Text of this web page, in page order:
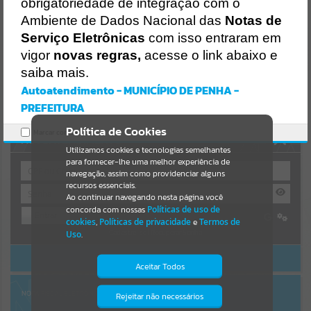
Resultados para""
Portais
Por favor, aguarde...
NOTÍCIAS
Por favor, aguarde...
SUBPORTAIS
Por favor, aguarde...
Por favor, aguarde...
AUTOATENDIMENTO
ACESSAR SEM LOGIN
NOTA FISCAL ELETRÔNICA
Política de Cookies
Utilizamos cookies e tecnologias semelhantes
para fornecer-lhe uma melhor experiência de
navegação, assim como providenciar alguns
recursos essenciais.
Ao continuar navegando nesta página você
concorda com nossas Políticas de uso de
cookies, Políticas de privacidadeeTermos de
Uso.
Aceitar Todos
Rejeitar não necessários
Isto significa que diversos recursos
obrigatoriedade de integração com o
Ambiente de Dados Nacional das Notas de
Serviço Eletrônicas com isso entraram em
vigor novas regras, acesse o link abaixo e
saiba mais.
Autoatendimento - MUNICÍPIO DE PENHA -
PREFEITURA
Marcar como lido.
https://penha.atende.net/cidadao/pagina/static/bundle/wpo_index_
2_base_l2_portal_editores_sync_56998420b9d592b2dbd4b7f2410a
60bf.js?v=c9751bb2:47
Verificar Mais Detalhes